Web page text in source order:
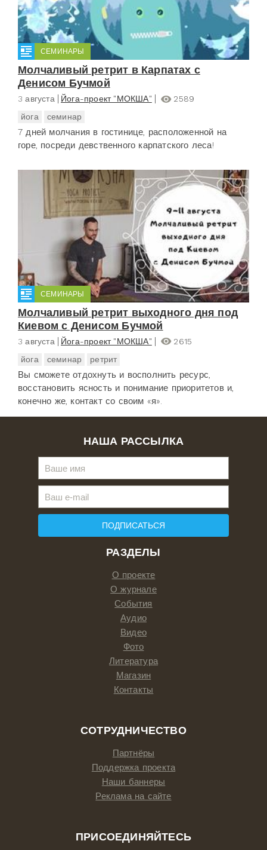
СЕМИНАРЫ
Молчаливый ретрит в Карпатах с
Денисом Бучмой
3 августа Йога-проект "МОКША"
2589
йога
семинар
7 дней молчания в гостинице, расположенной на
горе, посреди девственного карпатского леса!
СЕМИНАРЫ
Молчаливый ретрит выходного дня под
Киевом с Денисом Бучмой
3 августа Йога-проект "МОКША"
2615
йога
семинар ретрит
Вы сможете отдохнуть и восполнить ресурс,
восстановить ясность и понимание приоритетов и,
конечно же, контакт со своим «я».
РАЗДЕЛЫ
О проекте
О журнале
События
Аудио
Видео
Фото
Литература
Магазин
Контакты
СОТРУДНИЧЕСТВО
Партнёры
Поддержка проекта
Наши баннеры
Реклама на сайте
ПРИСОЕДИНЯЙТЕСЬ
НАША РАССЫЛКА
ПОДПИСАТЬСЯ